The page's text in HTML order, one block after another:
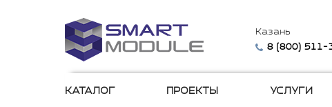
Казань
8 (800) 511-
КАТАЛОГ ПРОЕКТЫ УСЛУГИ